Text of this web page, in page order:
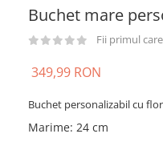
Buchet mare
Fii primul
349,99 RON
Buchet personalizabil cu
Marime: 24 cm